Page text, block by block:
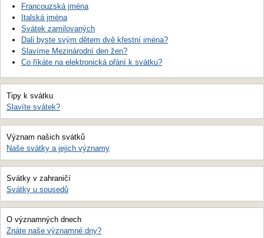
Francouzská jména
Italská jména
Svátek zamilovaných
Dali byste svým dětem dvě křestní jména?
Slavíme Mezinárodní den žen?
Co říkáte na elektronická přání k svátku?
Tipy k svátku
Slavíte svátek?
Význam našich svátků
Naše svátky a jejich významy
Svátky v zahraničí
Svátky u sousedů
O významných dnech
Znáte naše významné dny?